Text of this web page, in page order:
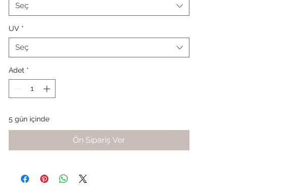
Seç
UV *
Seç
Adet *
5 gün içinde
Ön Sipariş Ver